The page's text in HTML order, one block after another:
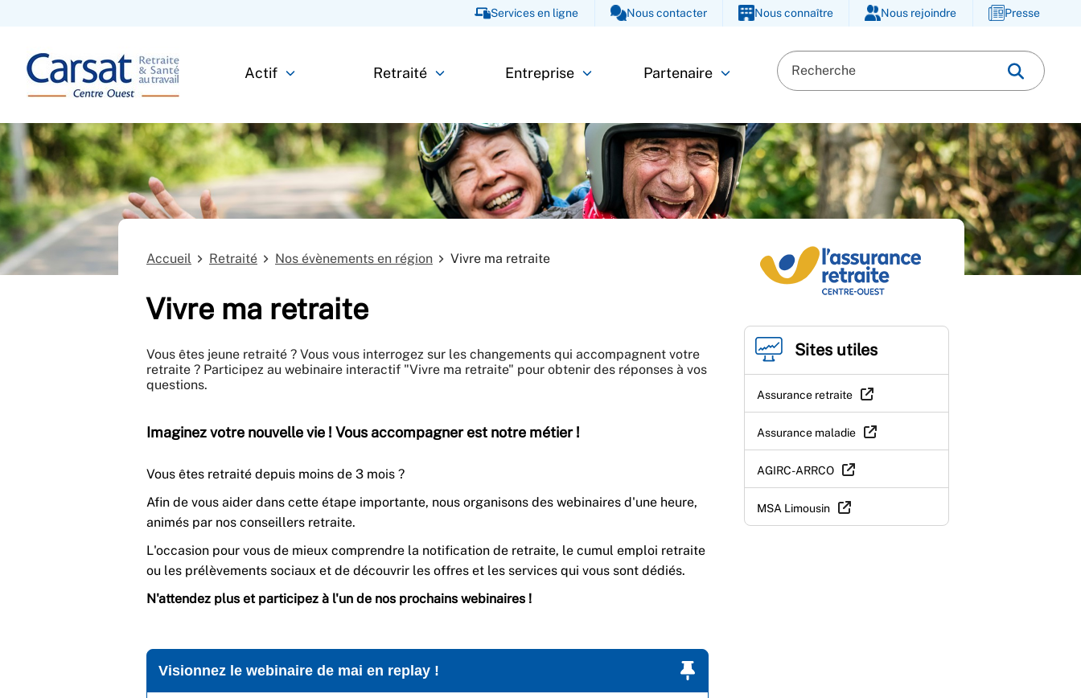
Services en ligne Nous contacter Nous connaître Nous rejoindre Presse
Actif Retraité Entreprise Partenaire
Accueil Retraité Nos évènements en région Vivre ma retraite
Vivre ma retraite
Vous êtes jeune retraité ? Vous vous interrogez sur les changements qui accompagnent votre
retraite ? Participez au webinaire interactif "Vivre ma retraite" pour obtenir des réponses à vos
questions.
Imaginez votre nouvelle vie ! Vous accompagner est notre métier !
Vous êtes retraité depuis moins de 3 mois ?
Afin de vous aider dans cette étape importante, nous organisons des webinaires d'une heure,
animés par nos conseillers retraite.
L'occasion pour vous de mieux comprendre la notification de retraite, le cumul emploi retraite
ou les prélèvements sociaux et de découvrir les offres et les services qui vous sont dédiés.
N'attendez plus et participez à l'un de nos prochains webinaires !
Visionnez le webinaire de mai en replay !
Sites utiles
Assurance retraite
Assurance maladie
AGIRC-ARRCO
MSA Limousin